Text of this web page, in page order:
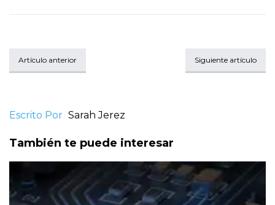
Artículo anterior Siguiente artículo
Escrito Por Sarah Jerez
También te puede interesar